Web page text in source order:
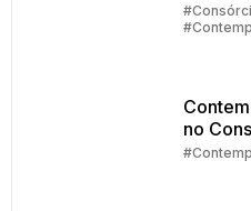
no
Parte 5: